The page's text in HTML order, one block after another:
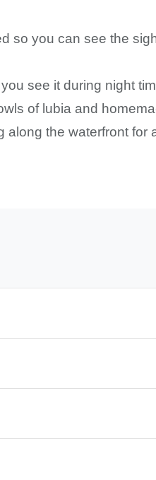
so you can see the
see it during night
of lubia and
the waterfront for